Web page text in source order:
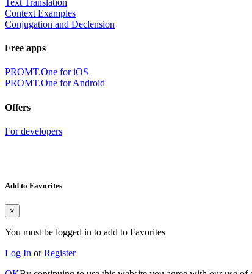
Text Translation
Context Examples
Conjugation and Declension
Free apps
PROMT.One for iOS
PROMT.One for Android
Offers
For developers
Add to Favorites
×
You must be logged in to add to Favorites
Log In orRegister